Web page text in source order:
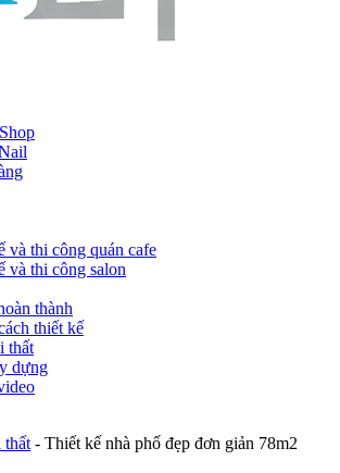
và thi công quán cafe
và thi công salon
thành
thiết kế
thất
dựng
thất - Thiết kế nhà phố đẹp đơn giản 78m2